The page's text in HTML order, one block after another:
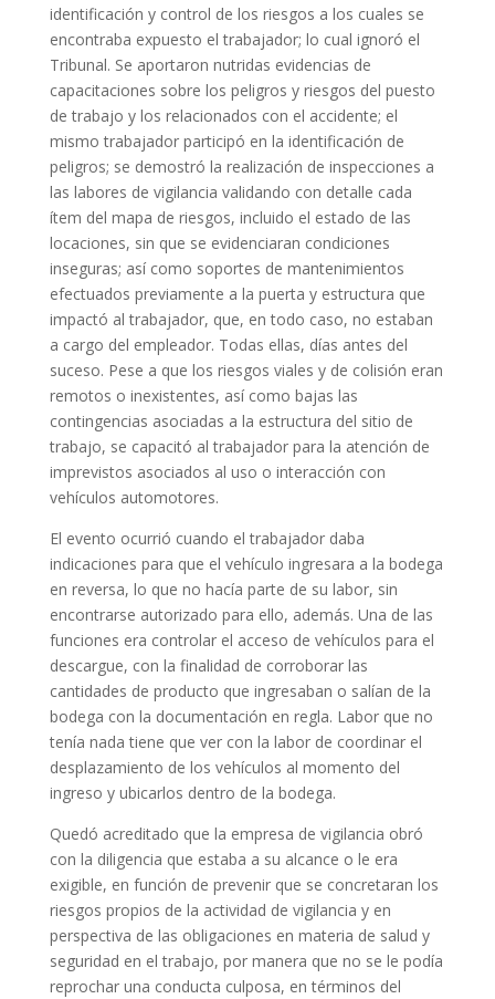
identificación y control de los riesgos a los cuales se
encontraba expuesto el trabajador; lo cual ignoró el
Tribunal. Se aportaron nutridas evidencias de
capacitaciones sobre los peligros y riesgos del puesto
de trabajo y los relacionados con el accidente; el
mismo trabajador participó en la identificación de
peligros; se demostró la realización de inspecciones a
las labores de vigilancia validando con detalle cada
ítem del mapa de riesgos, incluido el estado de las
locaciones, sin que se evidenciaran condiciones
inseguras; así como soportes de mantenimientos
efectuados previamente a la puerta y estructura que
impactó al trabajador, que, en todo caso, no estaban
a cargo del empleador. Todas ellas, días antes del
suceso. Pese a que los riesgos viales y de colisión eran
remotos o inexistentes, así como bajas las
contingencias asociadas a la estructura del sitio de
trabajo, se capacitó al trabajador para la atención de
imprevistos asociados al uso o interacción con
vehículos automotores.
El evento ocurrió cuando el trabajador daba
indicaciones para que el vehículo ingresara a la bodega
en reversa, lo que no hacía parte de su labor, sin
encontrarse autorizado para ello, además. Una de las
funciones era controlar el acceso de vehículos para el
descargue, con la finalidad de corroborar las
cantidades de producto que ingresaban o salían de la
bodega con la documentación en regla. Labor que no
tenía nada tiene que ver con la labor de coordinar el
desplazamiento de los vehículos al momento del
ingreso y ubicarlos dentro de la bodega.
Quedó acreditado que la empresa de vigilancia obró
con la diligencia que estaba a su alcance o le era
exigible, en función de prevenir que se concretaran los
riesgos propios de la actividad de vigilancia y en
perspectiva de las obligaciones en materia de salud y
seguridad en el trabajo, por manera que no se le podía
reprochar una conducta culposa, en términos del